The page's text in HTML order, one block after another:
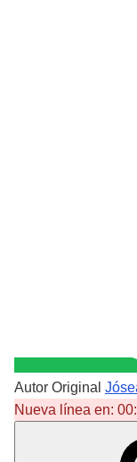
Autor Original
Nueva línea en: